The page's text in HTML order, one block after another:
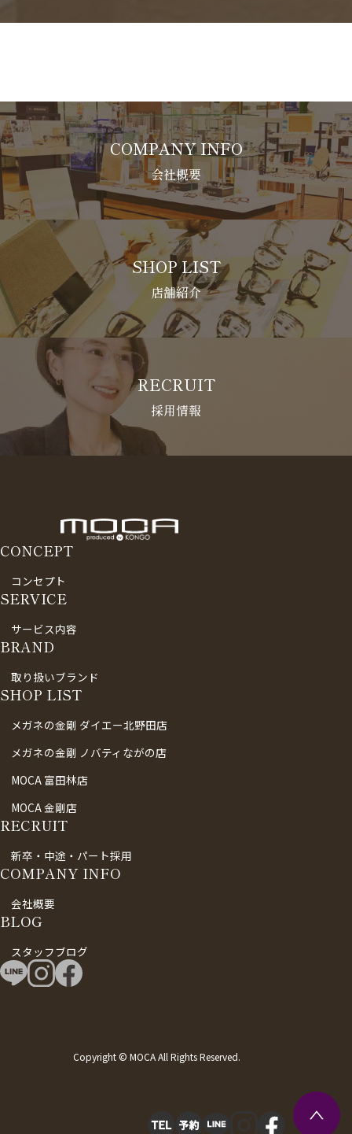
COMPANY INFO
会社概要
SHOP LIST
店舗紹介
RECRUIT
採用情報
CONCEPT
コンセプト
SERVICE
サービス内容
BRAND
取り扱いブランド
SHOP LIST
メガネの金剛 ダイエー北野田店
メガネの金剛 ノバティながの店
MOCA 富田林店
MOCA 金剛店
RECRUIT
新卒・中途・パート採用
COMPANY INFO
会社概要
BLOG
スタッフブログ
Copyright © MOCA All Rights Reserved.